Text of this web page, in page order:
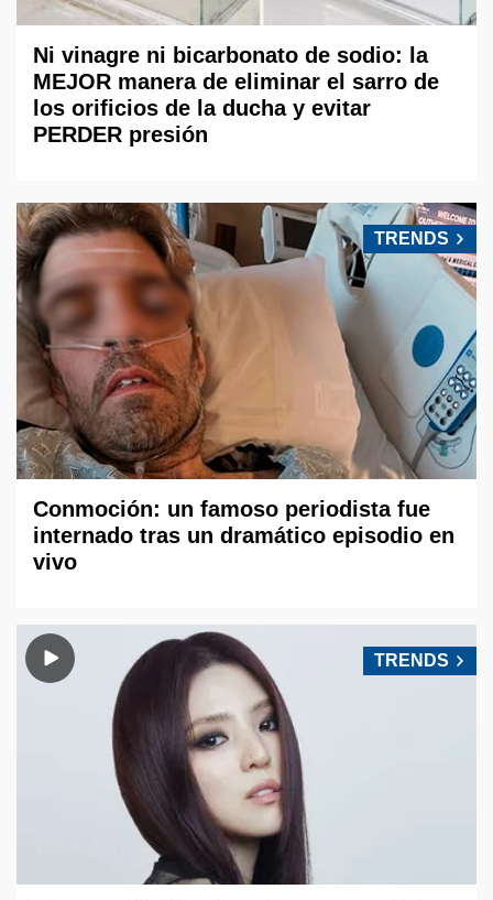
Ni vinagre ni bicarbonato de sodio: la
MEJOR manera de eliminar el sarro de
los orificios de la ducha y evitar
PERDER presión
TRENDS
Conmoción: un famoso periodista fue
internado tras un dramático episodio en
vivo
TRENDS